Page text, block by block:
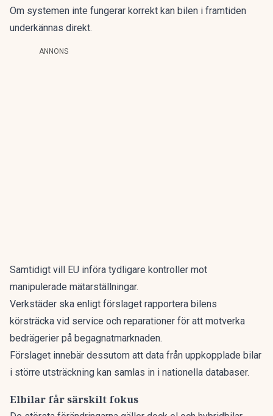
Om systemen inte fungerar korrekt kan bilen i framtiden
underkännas direkt.
ANNONS
Samtidigt vill EU införa tydligare kontroller mot
manipulerade mätarställningar.
Verkstäder ska enligt förslaget rapportera bilens
körsträcka vid service och reparationer för att motverka
bedrägerier på begagnatmarknaden.
Förslaget innebär dessutom att data från uppkopplade bilar
i större utsträckning kan samlas in i nationella databaser.
Elbilar får särskilt fokus